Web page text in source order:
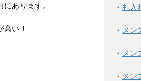
あります。
い！
・ 札入
・ メン
・ メン
・ メン